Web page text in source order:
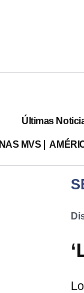
Últimas
MVS